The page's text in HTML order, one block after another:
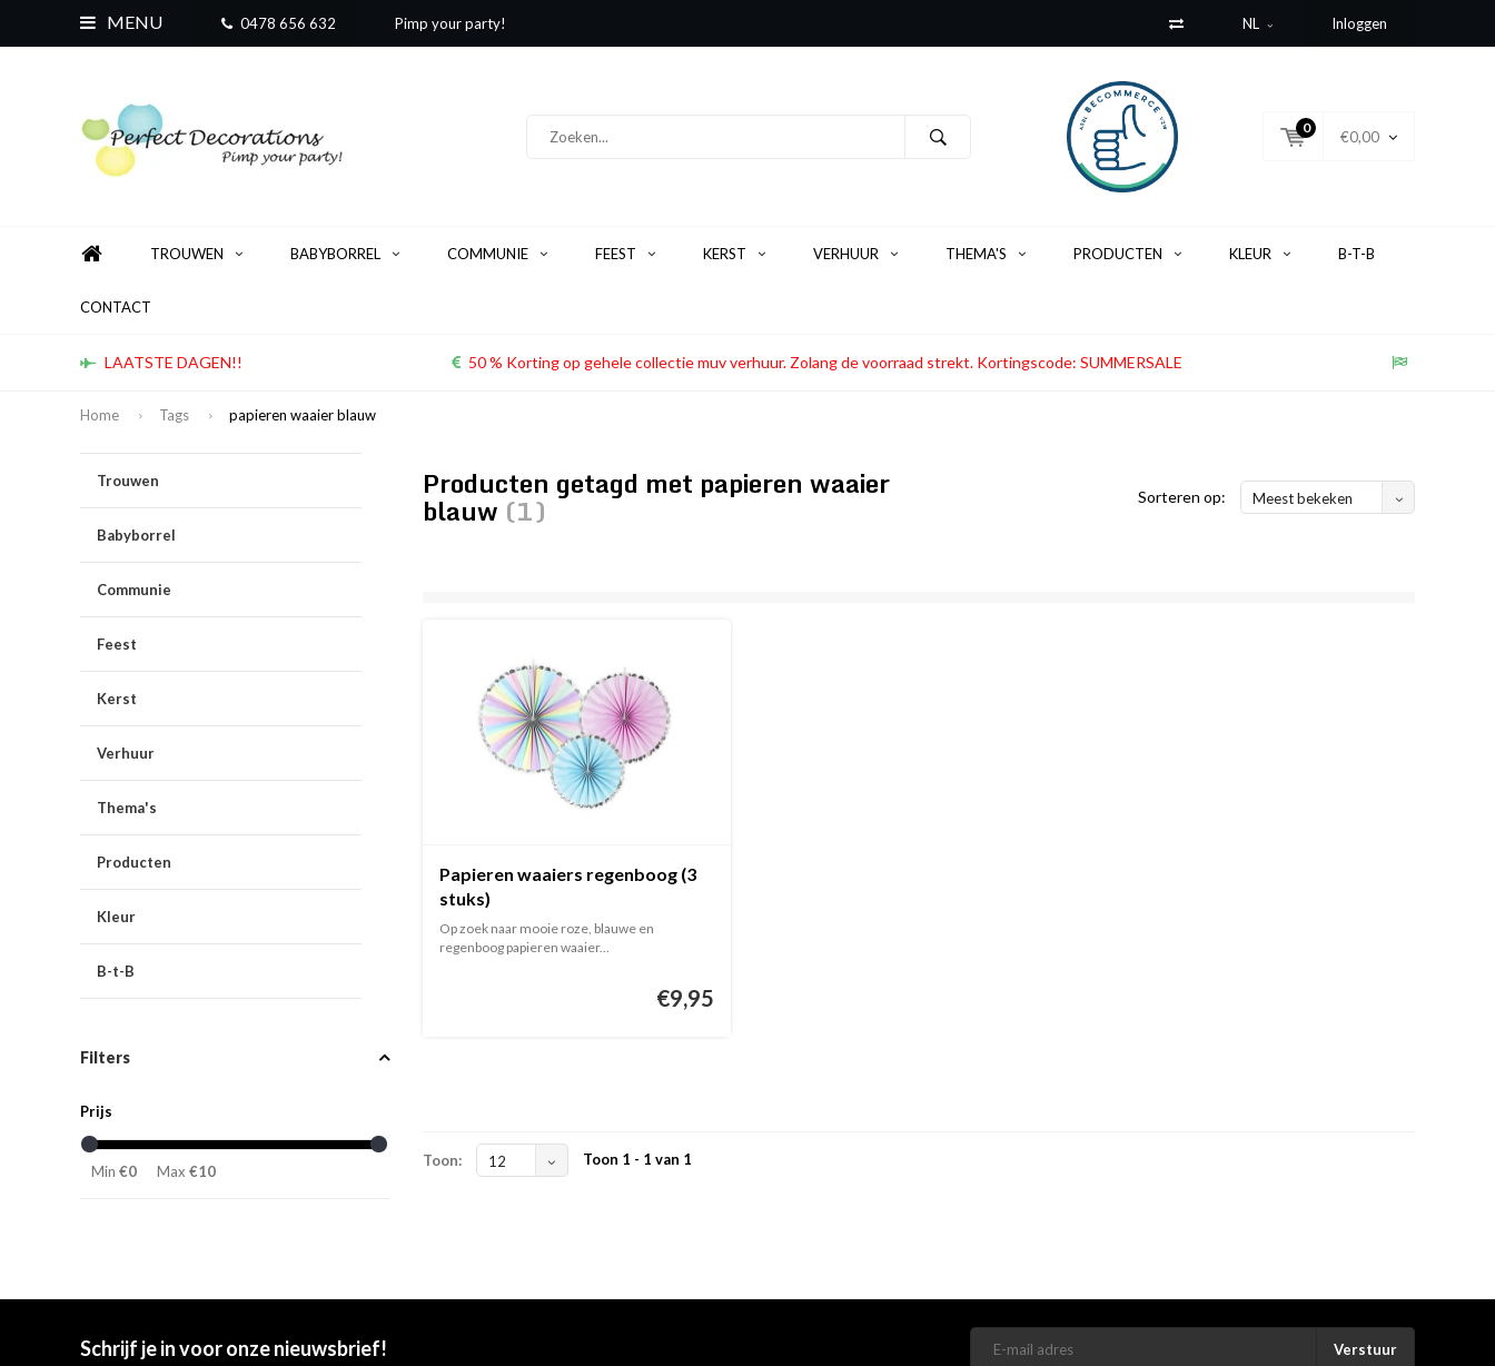
MENU 0478 656 632 Pimp your party! NL Inloggen
0
€0,00
TROUWEN BABYBORREL COMMUNIE FEEST KERST VERHUUR THEMA'S PRODUCTEN KLEUR B-T-B
CONTACT
LAATSTE DAGEN!! 50 % Korting op gehele collectie muv verhuur. Zolang de voorraad strekt. Kortingscode: SUMMERSALE
Home Tags papieren waaier blauw
Trouwen
Babyborrel
Communie
Feest
Kerst
Verhuur
Thema's
Producten
Kleur
B-t-B
Filters
Prijs
Min €0 Max €10
Producten getagd met papieren waaier
blauw (1) Sorteren op: Meest bekeken
Papieren waaiers regenboog (3
stuks)
Op zoek naar mooie roze, blauwe en
regenboog papieren waaier...
€9,95
Toon: 12 Toon 1 - 1 van 1
Schrijf je in voor onze nieuwsbrief! Verstuur